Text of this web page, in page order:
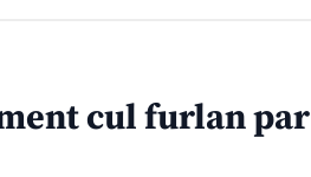
cul furlan par